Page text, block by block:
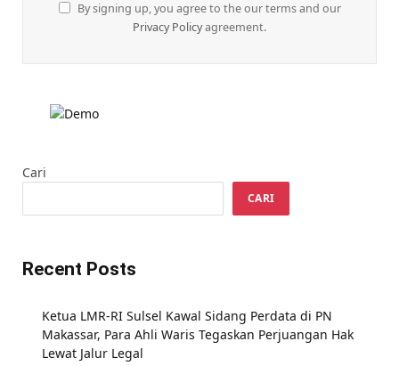
By signing up, you agree to the our terms and our
Privacy Policyagreement.
Cari
CARI
Recent Posts
Ketua LMR-RI Sulsel Kawal Sidang Perdata di PN
Makassar, Para Ahli Waris Tegaskan Perjuangan Hak
Lewat Jalur Legal